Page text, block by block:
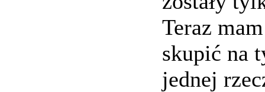
Teraz
skupić na
jednej